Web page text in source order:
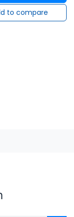
to compare